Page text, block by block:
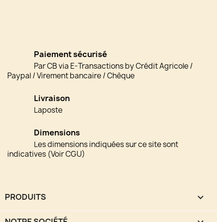
Paiement sécurisé
Par CB via E-Transactions by Crédit Agricole /
Paypal / Virement bancaire / Chèque
Livraison
Laposte
Dimensions
Les dimensions indiquées sur ce site sont
indicatives (Voir CGU)
PRODUITS 